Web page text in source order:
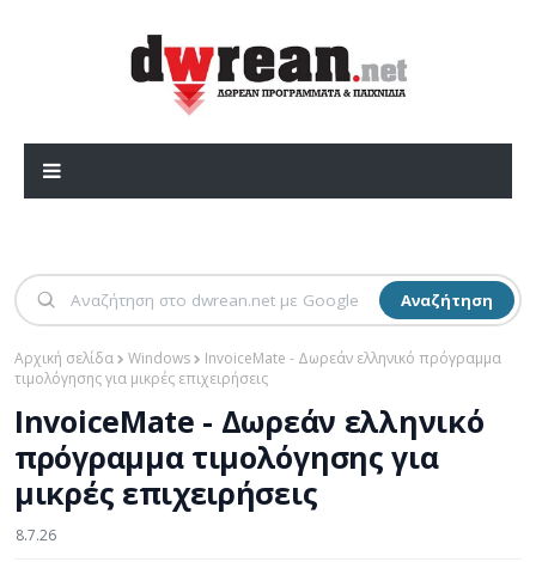
Αναζήτηση
Αρχική σελίδα Windows
InvoiceMate - Δωρεάν ελληνικό πρόγραμμα
τιμολόγησης για μικρές επιχειρήσεις
InvoiceMate - Δωρεάν ελληνικό
πρόγραμμα τιμολόγησης για
μικρές επιχειρήσεις
8.7.26